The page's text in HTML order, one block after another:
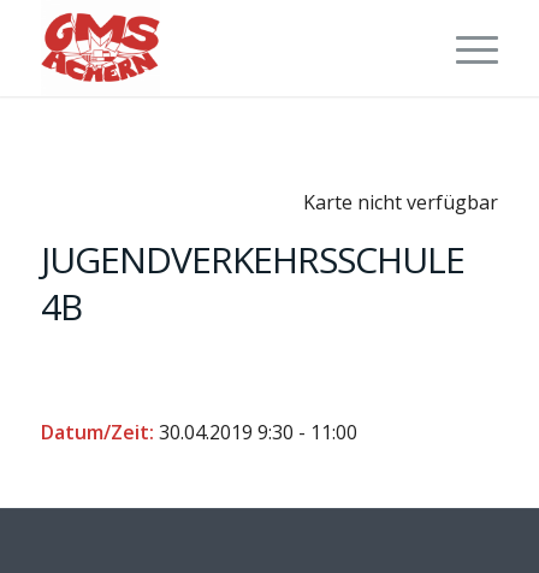
Karte nicht verfügbar
JUGENDVERKEHRSSCHULE
4B
Datum/Zeit: 30.04.2019 9:30 - 11:00